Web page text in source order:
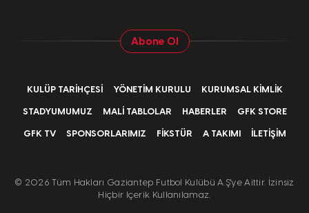
Abone Ol
KULÜP TARIHÇESI YÖNETIM KURULU KURUMSAL KIMLIK
STADYUMUMUZ MALI TABLOLAR HABERLER GFK STORE
GFK TV SPONSORLARIMIZ FIKSTÜR A TAKIMI İLETIŞIM
© 2026 Tüm Hakları Gaziantep Futbol Kulübü A.Ş'ye Aittir. İzinsiz
Hiçbir Içerik Kullanılamaz.